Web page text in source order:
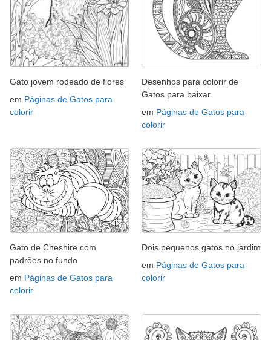
Gato jovem rodeado de flores
em Páginas de Gatos para
colorir
Desenhos para colorir de
Gatos para baixar
em Páginas de Gatos para
colorir
Gato de Cheshire com
padrões no fundo
em Páginas de Gatos para
colorir
Dois pequenos gatos no jardim
em Páginas de Gatos para
colorir